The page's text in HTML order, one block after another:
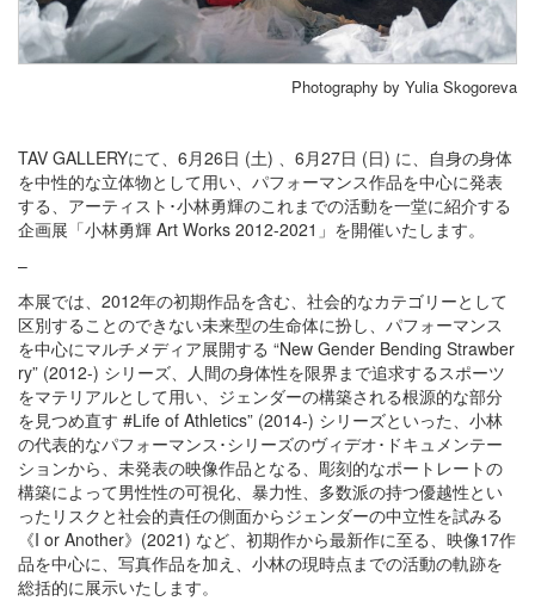
Photography by Yulia Skogoreva
TAV GALLERYにて、6月26日 (土) 、6月27日 (日) に、自身の身体
を中性的な立体物として用い、パフォーマンス作品を中心に発表
する、アーティスト･小林勇輝のこれまでの活動を一堂に紹介する
企画展「小林勇輝 Art Works 2012-2021」を開催いたします。
–
本展では、2012年の初期作品を含む、社会的なカテゴリーとして
区別することのできない未来型の生命体に扮し、パフォーマンス
を中心にマルチメディア展開する “New Gender Bending Strawber
ry” (2012-) シリーズ、人間の身体性を限界まで追求するスポーツ
をマテリアルとして用い、ジェンダーの構築される根源的な部分
を見つめ直す #Life of Athletics” (2014-) シリーズといった、小林
の代表的なパフォーマンス･シリーズのヴィデオ･ドキュメンテー
ションから、未発表の映像作品となる、彫刻的なポートレートの
構築によって男性性の可視化、暴力性、多数派の持つ優越性とい
ったリスクと社会的責任の側面からジェンダーの中立性を試みる
《I or Another》(2021) など、初期作から最新作に至る、映像17作
品を中心に、写真作品を加え、小林の現時点までの活動の軌跡を
総括的に展示いたします。